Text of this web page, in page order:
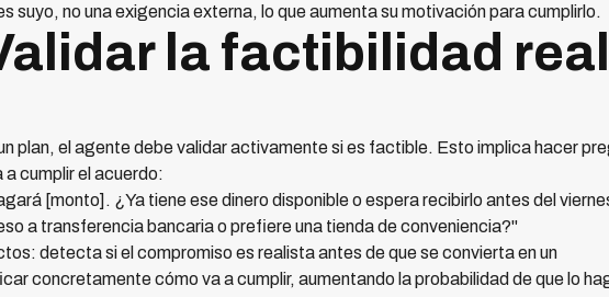
suyo, no una exigencia externa, lo que aumenta su motivación para cumplirlo.
la factibilidad real
plan, el agente debe validar activamente si es factible. Esto implica hacer
a cumplir el acuerdo:
[monto]. ¿Ya tiene ese dinero disponible o espera recibirlo antes del
a transferencia bancaria o prefiere una tienda de conveniencia?"
detecta si el compromiso es realista antes de que se convierta en un
concretamente cómo va a cumplir, aumentando la probabilidad de que lo